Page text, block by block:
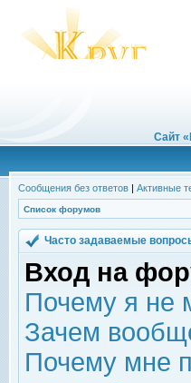
Сайт
Сообщения без ответов | Активные
Список форумов
Часто задаваемые
Вход на
Почему я не
Зачем
Почему мне